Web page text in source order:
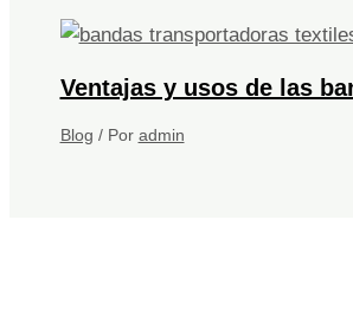
Ventajas y usos de las
Blog / Por admin